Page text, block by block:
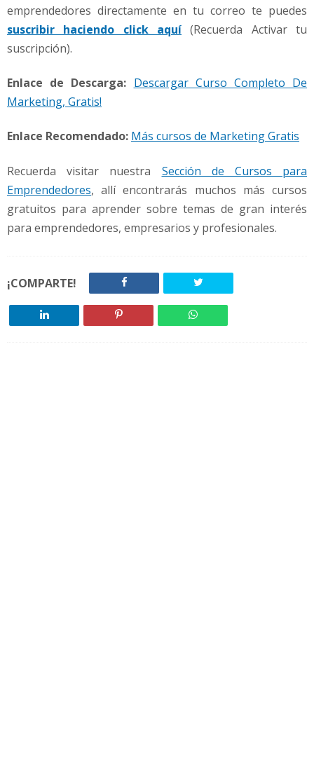
emprendedores directamente en tu correo te puedes
suscribir haciendo click aquí (Recuerda Activar tu
suscripción).
Enlace de Descarga: Descargar Curso Completo De
Marketing, Gratis!
Enlace Recomendado: Más cursos de Marketing Gratis
Recuerda visitar nuestra Sección de Cursos para
Emprendedores, allí encontrarás muchos más cursos
gratuitos para aprender sobre temas de gran interés
para emprendedores, empresarios y profesionales.
¡COMPARTE!